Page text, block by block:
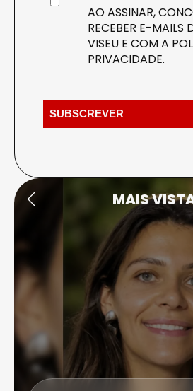
AO ASSINAR,
RECEBER E-MAILS
VISEU E COM A
PRIVACIDADE.
MAIS